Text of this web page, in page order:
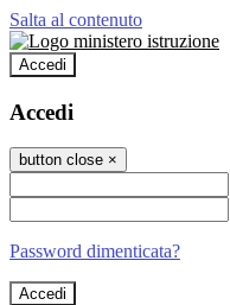
Salta al contenuto
Accedi
Accedi
button close ×
Password dimenticata?